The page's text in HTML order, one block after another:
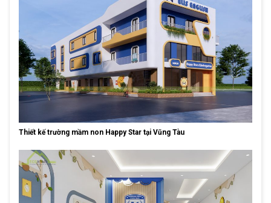
Thiết kế trường mầm non Happy Star tại Vũng Tàu